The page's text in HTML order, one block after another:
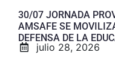
30/07 JORNADA
AMSAFE SE
DEFENSA DE LA
julio 28, 2026